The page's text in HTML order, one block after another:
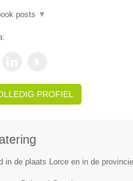
posts ▼
PROFIEL
in de plaats Lorce en in de